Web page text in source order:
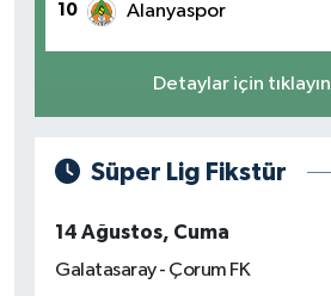
10 Alanyaspor
Detaylar için tıklayın
Süper Lig Fikstür
14 Ağustos, Cuma
Galatasaray - Çorum FK